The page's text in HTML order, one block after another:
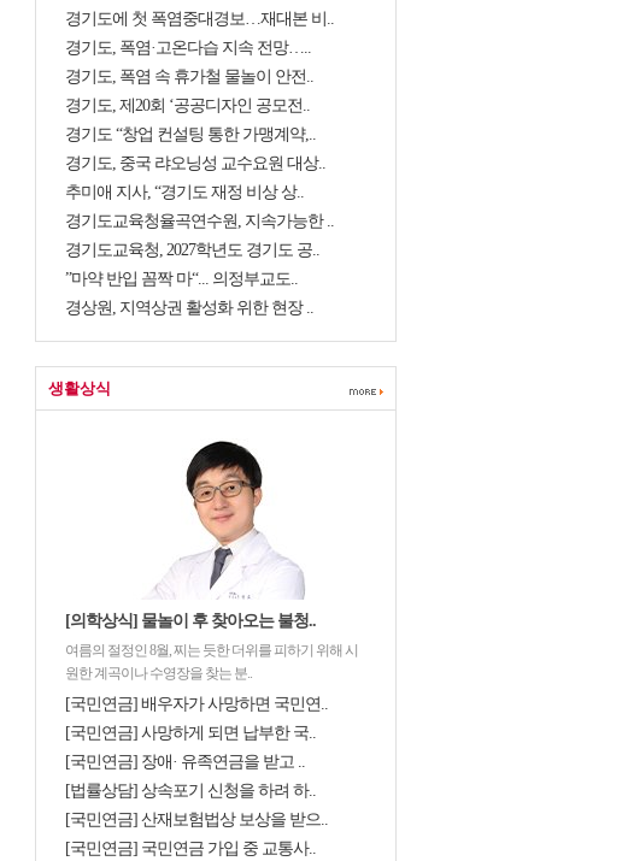
경기도에 첫 폭염중대경보…재대본 비..
경기도, 폭염·고온다습 지속 전망…..
경기도, 폭염 속 휴가철 물놀이 안전..
경기도, 제20회 ‘공공디자인 공모전..
경기도 “창업 컨설팅 통한 가맹계약,..
경기도, 중국 랴오닝성 교수요원 대상..
추미애 지사, “경기도 재정 비상 상..
경기도교육청율곡연수원, 지속가능한 ..
경기도교육청, 2027학년도 경기도 공..
”마약 반입 꼼짝 마“... 의정부교도..
경상원, 지역상권 활성화 위한 현장 ..
생활상식
[의학상식] 물놀이 후 찾아오는 불청..
여름의 절정인 8월, 찌는 듯한 더위를 피하기 위해 시
원한 계곡이나 수영장을 찾는 분..
[국민연금] 배우자가 사망하면 국민연..
[국민연금] 사망하게 되면 납부한 국..
[국민연금] 장애· 유족연금을 받고 ..
[법률상담] 상속포기 신청을 하려 하..
[국민연금] 산재보험법상 보상을 받으..
[국민연금] 국민연금 가입 중 교통사..